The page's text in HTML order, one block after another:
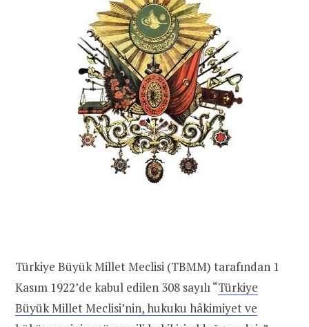
Türkiye Büyük Millet Meclisi (TBMM) tarafından 1
Kasım 1922’de kabul edilen 308 sayılı “Türkiye
Büyük Millet Meclisi’nin, hukuku hâkimiyet ve